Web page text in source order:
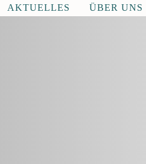
AKTUELLES ÜBER UNS